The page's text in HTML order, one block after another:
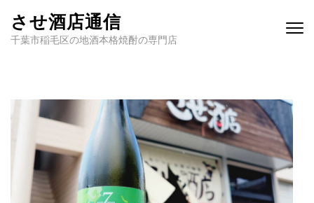
させ酒店通信
千葉市稲毛区の地酒本格焼酎の専門店